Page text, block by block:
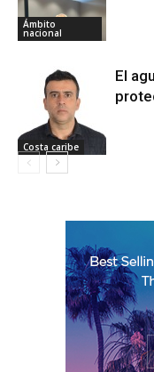
Ámbito
nacional
Costa caribe
El